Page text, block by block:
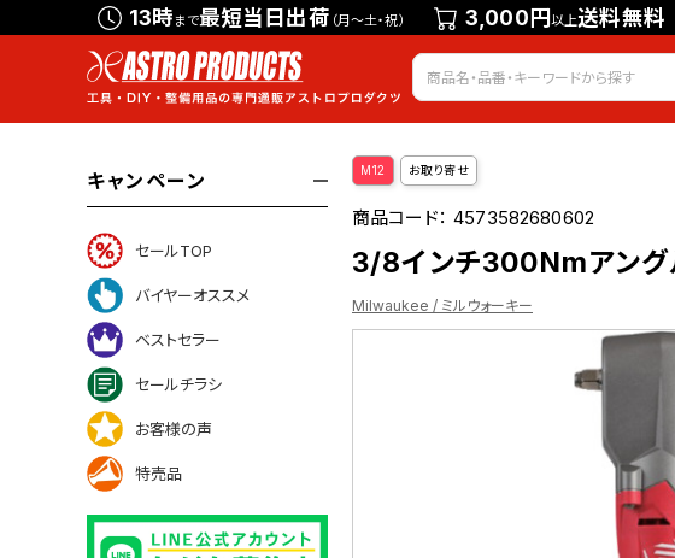
13時まで最短当日出荷 （月～土・祝） 3,000円以上送料無料
会員登録 ロ
キャンペーン
セールTOP
バイヤーオススメ
ベストセラー
セールチラシ
お客様の声
特売品
M12 お取り寄せ
商品コード：4573582680602
3/8インチ300Nmアン
Milwaukee / ミルウォーキー